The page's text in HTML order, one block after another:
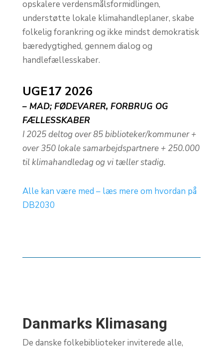
opskalere verdensmålsformidlingen,
understøtte lokale klimahandleplaner, skabe
folkelig forankring og ikke mindst demokratisk
bæredygtighed, gennem dialog og
handlefællesskaber.
UGE17 2026
– MAD; FØDEVARER, FORBRUG OG
FÆLLESSKABER
I 2025 deltog over 85 biblioteker/kommuner +
over 350 lokale samarbejdspartnere + 250.000
til klimahandledag og vi tæller stadig.
Alle kan være med – læs mere om hvordan på
DB2030
Danmarks Klimasang
De danske folkebiblioteker inviterede alle,